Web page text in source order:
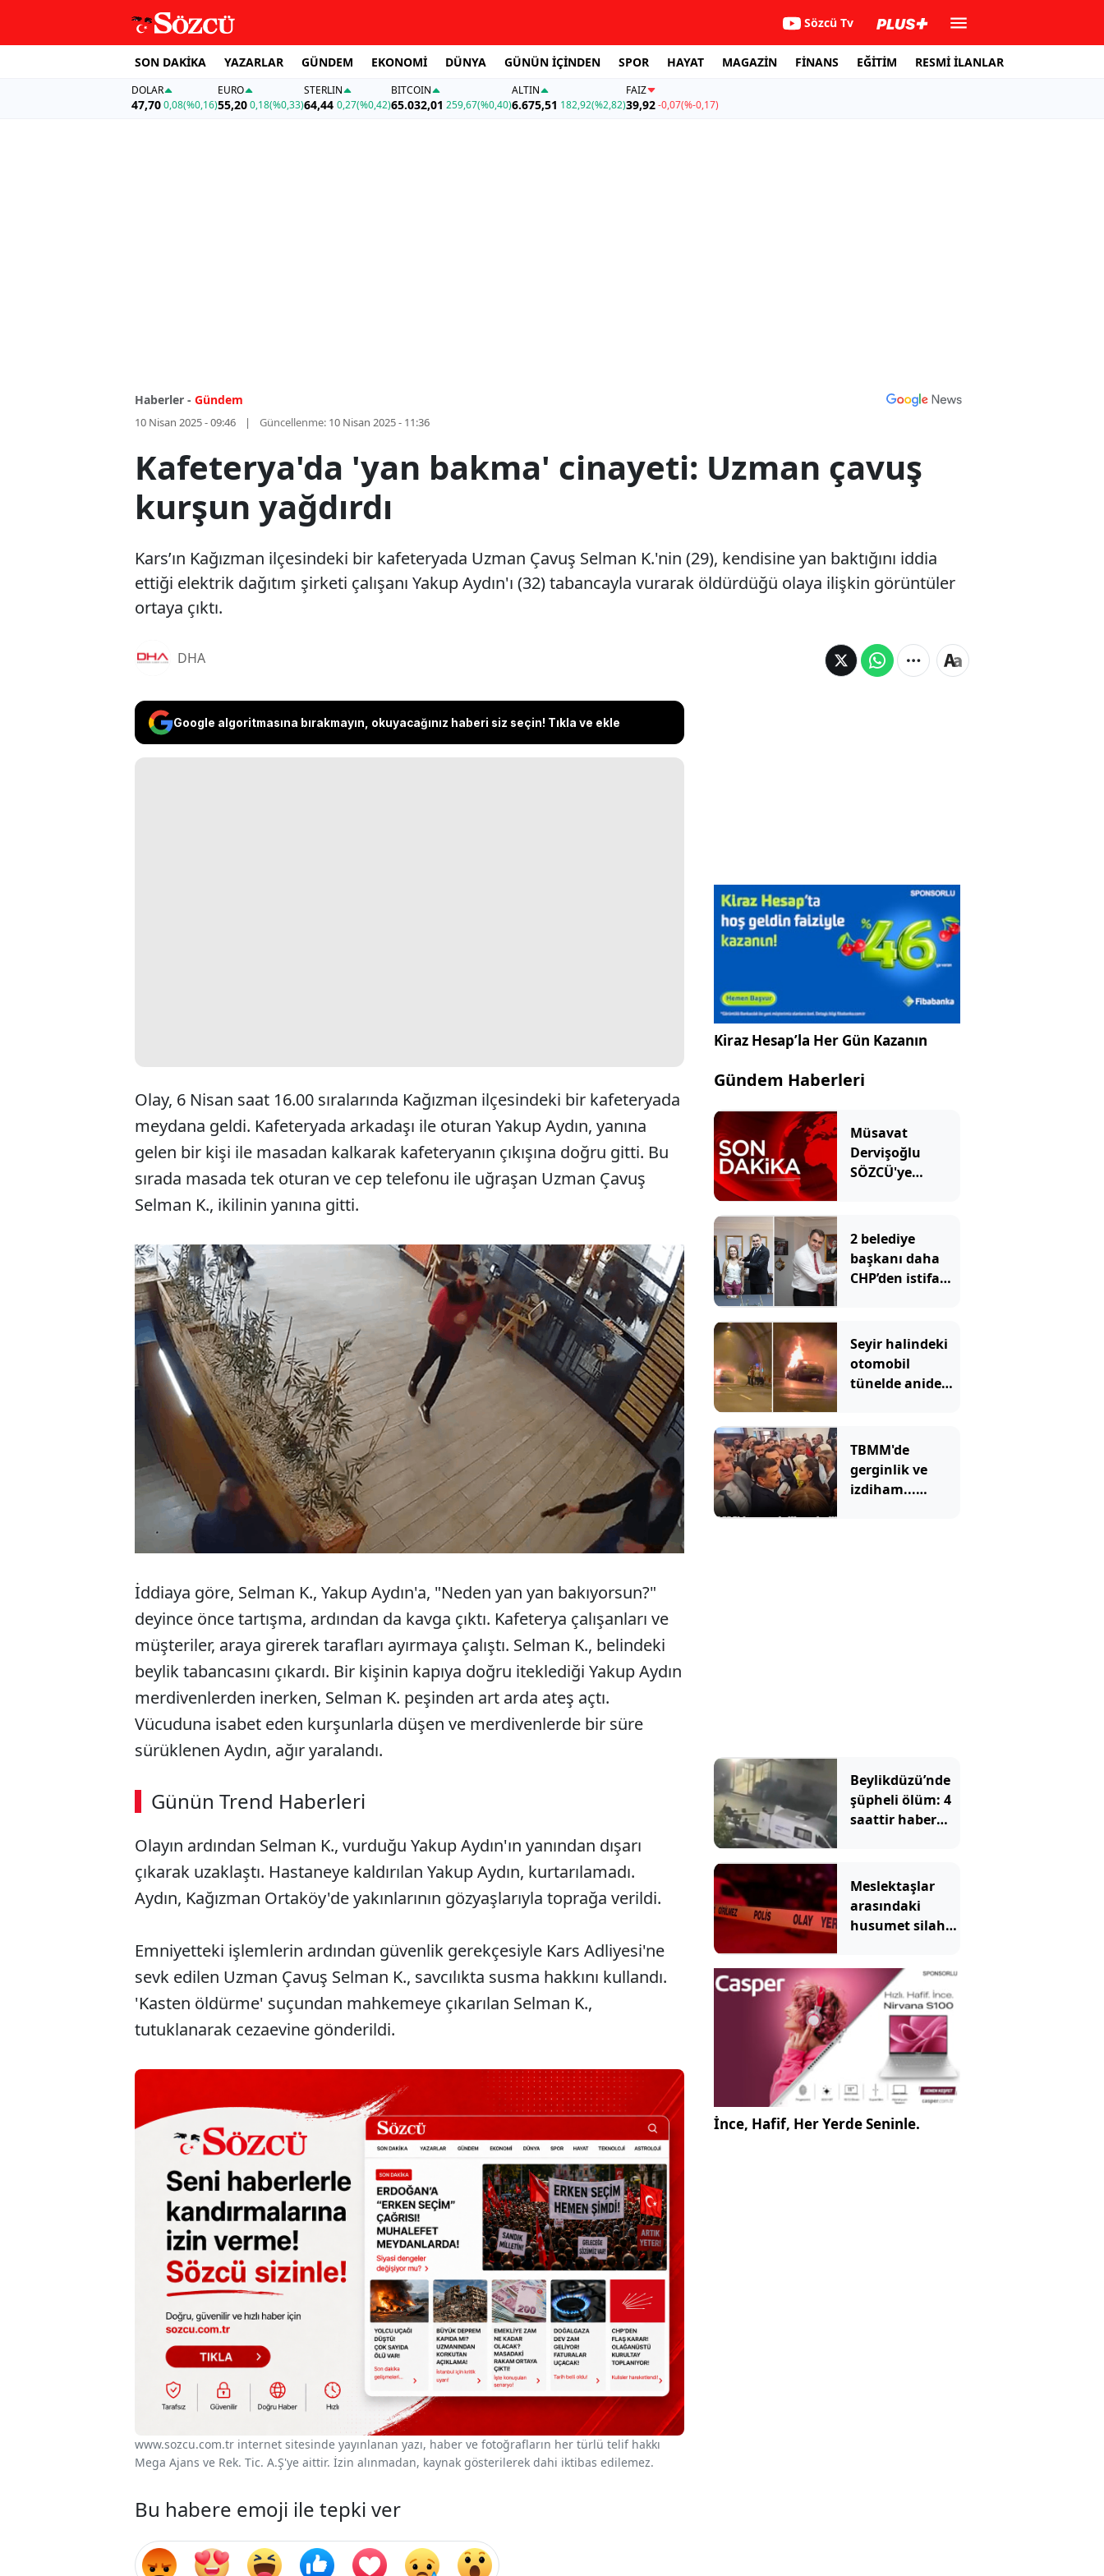
Sözcü Tv
SON DAKİKA YAZARLAR GÜNDEM EKONOMİ DÜNYA GÜNÜN İÇİNDEN SPOR HAYAT MAGAZİN FİNANS EĞİTİM RESMİ İLANLAR
DOLAR
47,700,08(%0,16)
EURO
55,20 0,18(%0,33)
STERLIN
64,44 0,27(%0,42)
BITCOIN
65.032,01 259,67(%0,40)
ALTIN
6.675,51 182,92(%2,82)
FAİZ
39,92-0,07(%-0,17)
Haberler - Gündem
10 Nisan 2025 - 09:46 Güncellenme: 10 Nisan 2025 - 11:36
Kafeterya'da 'yan bakma' cinayeti: Uzman çavuş
kurşun yağdırdı
Kars’ın Kağızman ilçesindeki bir kafeteryada Uzman Çavuş Selman K.'nin (29), kendisine yan baktığını iddia
ettiği elektrik dağıtım şirketi çalışanı Yakup Aydın'ı (32) tabancayla vurarak öldürdüğü olaya ilişkin görüntüler
ortaya çıktı.
DHA
Google algoritmasına bırakmayın, okuyacağınız haberi siz seçin! Tıkla ve ekle
Olay, 6 Nisan saat 16.00 sıralarında Kağızman ilçesindeki bir kafeteryada
meydana geldi. Kafeteryada arkadaşı ile oturan Yakup Aydın, yanına
gelen bir kişi ile masadan kalkarak kafeteryanın çıkışına doğru gitti. Bu
sırada masada tek oturan ve cep telefonu ile uğraşan Uzman Çavuş
Selman K., ikilinin yanına gitti.
İddiaya göre, Selman K., Yakup Aydın'a, "Neden yan yan bakıyorsun?"
deyince önce tartışma, ardından da kavga çıktı. Kafeterya çalışanları ve
müşteriler, araya girerek tarafları ayırmaya çalıştı. Selman K., belindeki
beylik tabancasını çıkardı. Bir kişinin kapıya doğru iteklediği Yakup Aydın
merdivenlerden inerken, Selman K. peşinden art arda ateş açtı.
Vücuduna isabet eden kurşunlarla düşen ve merdivenlerde bir süre
sürüklenen Aydın, ağır yaralandı.
Günün Trend Haberleri
Olayın ardından Selman K., vurduğu Yakup Aydın'ın yanından dışarı
çıkarak uzaklaştı. Hastaneye kaldırılan Yakup Aydın, kurtarılamadı.
Aydın, Kağızman Ortaköy'de yakınlarının gözyaşlarıyla toprağa verildi.
Emniyetteki işlemlerin ardından güvenlik gerekçesiyle Kars Adliyesi'ne
sevk edilen Uzman Çavuş Selman K., savcılıkta susma hakkını kullandı.
'Kasten öldürme' suçundan mahkemeye çıkarılan Selman K.,
tutuklanarak cezaevine gönderildi.
www.sozcu.com.tr internet sitesinde yayınlanan yazı, haber ve fotoğrafların her türlü telif hakkı
Mega Ajans ve Rek. Tic. A.Ş'ye aittir. İzin alınmadan, kaynak gösterilerek dahi iktibas edilemez.
Bu habere emoji ile tepki ver
Kiraz Hesap’la Her Gün Kazanın
Gündem Haberleri
Müsavat
Dervişoğlu
SÖZCÜ'ye
2 belediye
başkanı daha
CHP’den istifa
katıldılar
Seyir halindeki
otomobil
tünelde aniden
ulaşıma
kapandı
TBMM'de
gerginlik ve
izdiham...
Beylikdüzü’nde
şüpheli ölüm: 4
saattir haber
Meslektaşlar
arasındaki
husumet silahlı
dönüştü
İnce, Hafif, Her Yerde Seninle.